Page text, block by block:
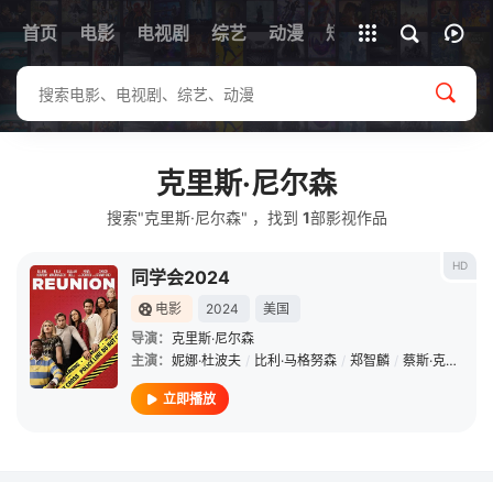
首页 电影 电视剧 综艺 动漫 短剧
全部影片
克里斯·尼尔森
搜索"克里斯·尼尔森" ，找到 1部影视作品
HD
同学会2024
电影 2024
美国
导演： 克里斯·尼尔森
主演： 妮娜·杜波夫 / 比利·马格努森 / 郑智麟 / 蔡斯·克劳福德
立即播放